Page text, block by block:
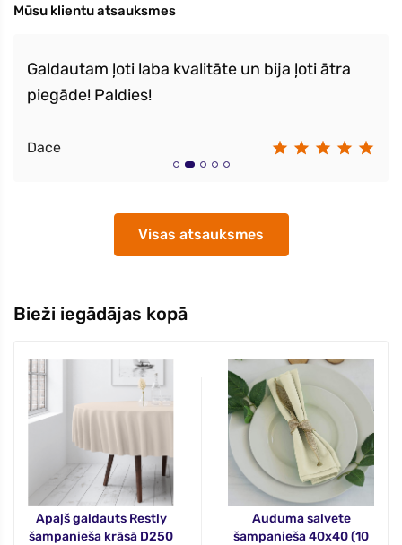
Mūsu klientu atsauksmes
Galdautam ļoti laba kvalitāte un bija ļoti ātra
piegāde! Paldies!
Dace
Visas atsauksmes
Bieži iegādājas kopā
Apaļš galdauts Restly
šampanieša krāsā D250
Auduma salvete
šampanieša 40x40 (10